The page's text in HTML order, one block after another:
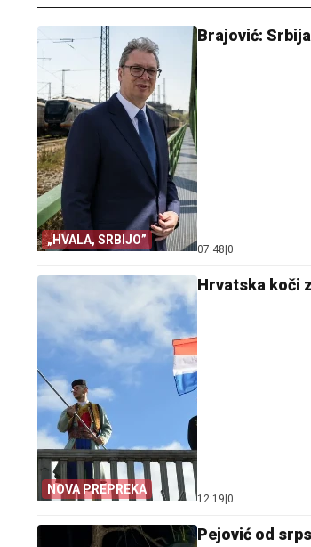
„HVALA, SRBIJO”
Brajović:
07:48 0
NOVA PREPREKA
Hrvatska koči
12:19 0
Pejović od